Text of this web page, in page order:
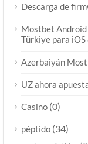
Descarga de
Mostbet Android
Türkiye para iOS
Azerbaiyán
UZ ahora
Casino (0)
péptido (34)